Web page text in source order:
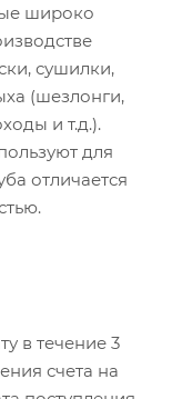
широко
сушилки,
(шезлонги,
и т.д.).
для
отличается
в течение 3
счета на